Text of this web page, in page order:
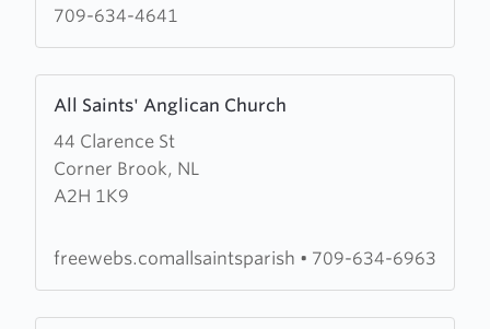
709-634-4641
All Saints' Anglican Church
44 Clarence St
Corner Brook, NL
A2H 1K9
more
about
All
Saints'
Church
freewebs.comallsaintsparish • 709-634-6963